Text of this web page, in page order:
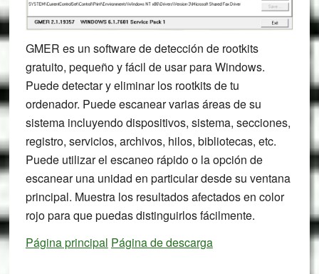
GMER es un software de detección de rootkits
gratuito, pequeño y fácil de usar para Windows.
Puede detectar y eliminar los rootkits de tu
ordenador. Puede escanear varias áreas de su
sistema incluyendo dispositivos, sistema, secciones,
registro, servicios, archivos, hilos, bibliotecas, etc.
Puede utilizar el escaneo rápido o la opción de
escanear una unidad en particular desde su ventana
principal. Muestra los resultados afectados en color
rojo para que puedas distinguirlos fácilmente.
Página principal Página de descarga